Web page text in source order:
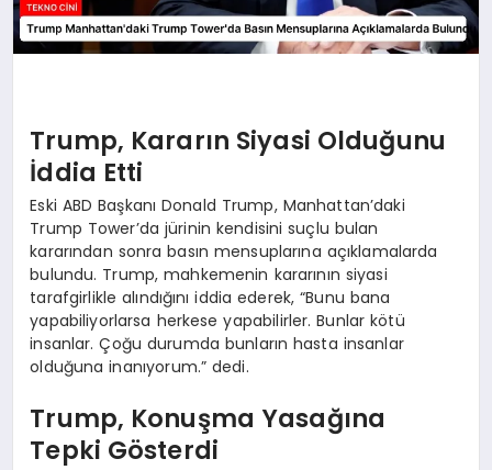
Trump, Kararın Siyasi Olduğunu
İddia Etti
Eski ABD Başkanı Donald Trump, Manhattan’daki
Trump Tower’da jürinin kendisini suçlu bulan
kararından sonra basın mensuplarına açıklamalarda
bulundu. Trump, mahkemenin kararının siyasi
tarafgirlikle alındığını iddia ederek, “Bunu bana
yapabiliyorlarsa herkese yapabilirler. Bunlar kötü
insanlar. Çoğu durumda bunların hasta insanlar
olduğuna inanıyorum.” dedi.
Trump, Konuşma Yasağına
Tepki Gösterdi